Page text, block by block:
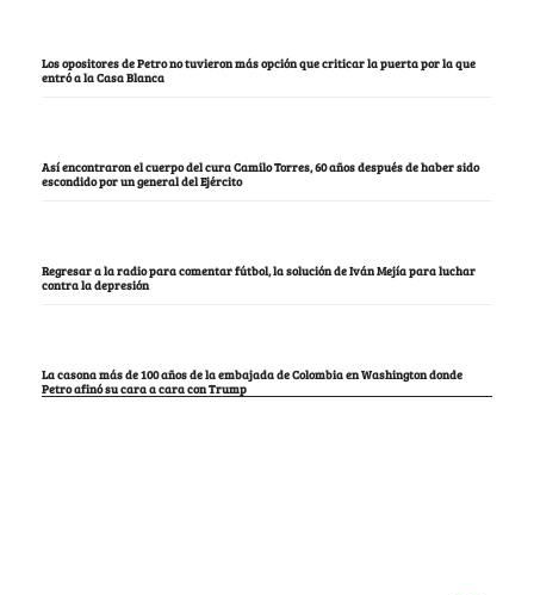
Los opositores de Petro no tuvieron más opción que criticar la puerta por la que
entró a la Casa Blanca
Así encontraron el cuerpo del cura Camilo Torres, 60 años después de haber sido
escondido por un general del Ejército
Regresar a la radio para comentar fútbol, la solución de Iván Mejía para luchar
contra la depresión
La casona más de 100 años de la embajada de Colombia en Washington donde
Petro afinó su cara a cara con Trump